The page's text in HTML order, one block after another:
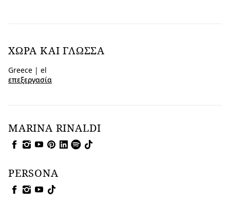
ΧΏΡΑ ΚΑΙ ΓΛΏΣΣΑ
Greece | el
επεξεργασία
MARINA RINALDI
PERSONA